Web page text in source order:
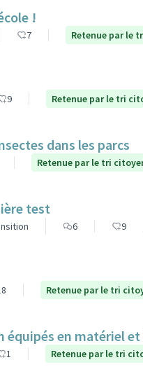
!
7 Retenue par le
9 Retenue par le tri
dans les parcs
Retenue par le tri
test
6 9
Retenue par le tri
équipés en matériel
1 Retenue par le tri